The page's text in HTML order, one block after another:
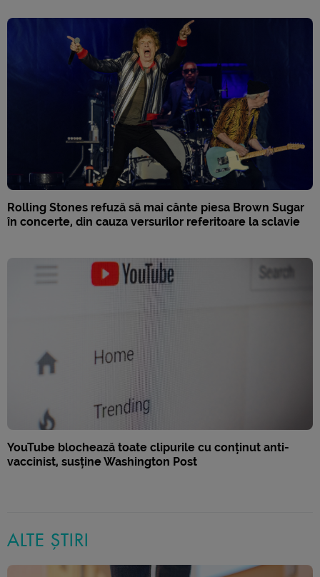
Rolling Stones refuză să mai cânte piesa Brown Sugar
în concerte, din cauza versurilor referitoare la sclavie
YouTube blochează toate clipurile cu conținut anti-
vaccinist, susține Washington Post
ALTE ȘTIRI